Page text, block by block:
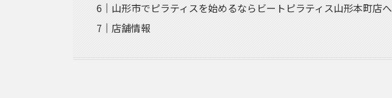
山形市でピラティスを始めるならビートピラティス山形本町店へ
店舗情報